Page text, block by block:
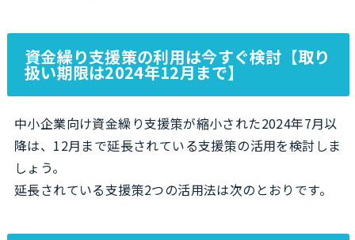
資金繰り支援策の利用は今すぐ検討【取り
扱い期限は2024年12月まで】
中小企業向け資金繰り支援策が縮小された2024年7月以
降は、12月まで延長されている支援策の活用を検討しま
しょう。
延長されている支援策2つの活用法は次のとおりです。